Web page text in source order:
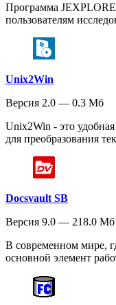
Программа
пользователям
Unix2Win
Версия 2.0 — 0.3 Мб
Unix2Win - это
для преобразования
Docsvault SB
Версия 9.0 — 218.0 Мб
В современном мире,
основной элемент